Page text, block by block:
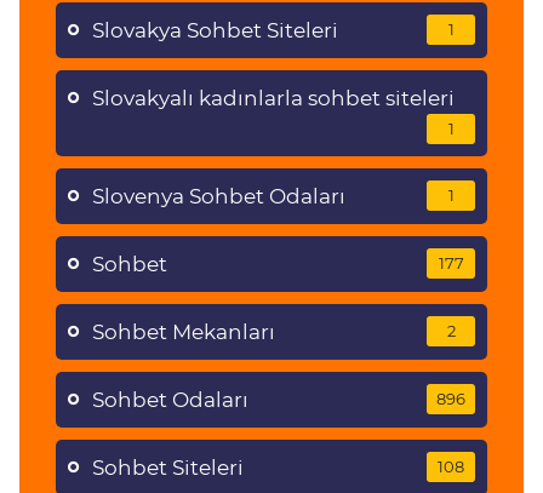
Slovakya Sohbet Siteleri 1
Slovakyalı kadınlarla sohbet siteleri
1
Slovenya Sohbet Odaları 1
Sohbet 177
Sohbet Mekanları 2
Sohbet Odaları 896
Sohbet Siteleri 108